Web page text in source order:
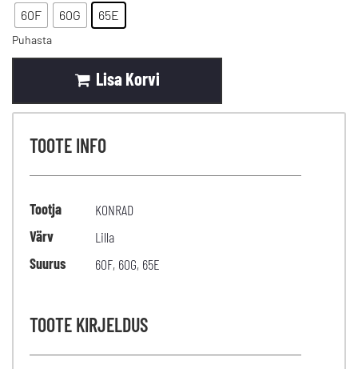
60F 60G 65E
Puhasta
Lisa Korvi
TOOTE INFO
Tootja
KONRAD
Värv
Lilla
Suurus
60F, 60G, 65E
TOOTE KIRJELDUS